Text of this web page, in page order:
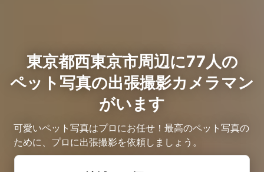
東京都西東京市周辺に77人の
ペット写真の出張撮影カメラマン
がいます
可愛いペット写真はプロにお任せ！最高のペット写真の
ために、プロに出張撮影を依頼しましょう。